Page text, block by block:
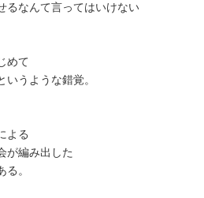
るなんて言ってはいけない
めて
うような錯覚。
よる
が編み出した
。